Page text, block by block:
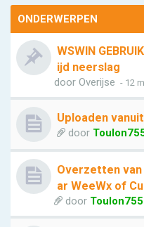
ONDERWERPEN
WSWIN
ijd neerslag
door Overijse - 12
Uploaden
door
Overzetten van
ar WeeWx of
door